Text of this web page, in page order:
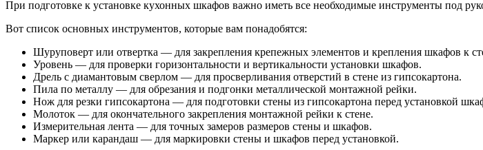
При подготовке к установке кухонных шкафов важно иметь все необходимые инструменты под
Вот список основных инструментов, которые вам понадобятся:
Шуруповерт или отвертка — для закрепления крепежных элементов и крепления шкафов к
Уровень — для проверки горизонтальности и вертикальности установки шкафов.
Дрель с диамантовым сверлом — для просверливания отверстий в стене из гипсокартона.
Пила по металлу — для обрезания и подгонки металлической монтажной рейки.
Нож для резки гипсокартона — для подготовки стены из гипсокартона перед установкой
Молоток — для окончательного закрепления монтажной рейки к стене.
Измерительная лента — для точных замеров размеров стены и шкафов.
Маркер или карандаш — для маркировки стены и шкафов перед установкой.